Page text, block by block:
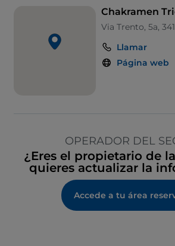
Chakramen
Via Trento, 5a,
Llamar
Página web
OPERADOR DEL
¿Eres el propietario de
quieres actualizar la
Accede a tu área